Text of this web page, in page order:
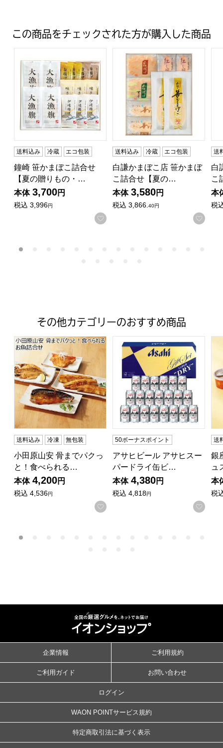
この商品をチェックされた方が購入した商品
鐘崎 笹かまぼこ詰合せ【夏の贈りもの・お中元】[CT-27]
送料込み 冷蔵 エコ包装
鐘崎 笹かまぼこ詰合せ
【夏の贈りもの・…
本体 3,700円
税込 3,996円
お気に入りに登録する
白謙かまぼこ店 笹かまぼこ
送料込み 冷蔵 エコ包装
白謙かまぼこ店 笹かまぼ
こ詰合せ【夏の…
本体 3,580円
税込 3,866.40円
お気
送
白
こ
本
税
その他カテゴリーのおすすめ商品
小田原山安 骨までパクっと！食べられるお魚詰合せ【夏
送料込み 冷凍 無包装
小田原山安 骨までパクっ
と！食べられる…
本体 4,200円
税込 4,536円
お気に入りに登録する
アサヒビール アサヒスーパ
50ボーナスポイント
アサヒビール アサヒスー
パードライ缶ビ…
本体 4,380円
税込 4,818円
お気
送
銀
ュ
本
税
企業情報 ご利用規約
ご利用ガイド お問い合わせ
ログイン
WAON POINTサービス規約
特定商取引法に基づく表示